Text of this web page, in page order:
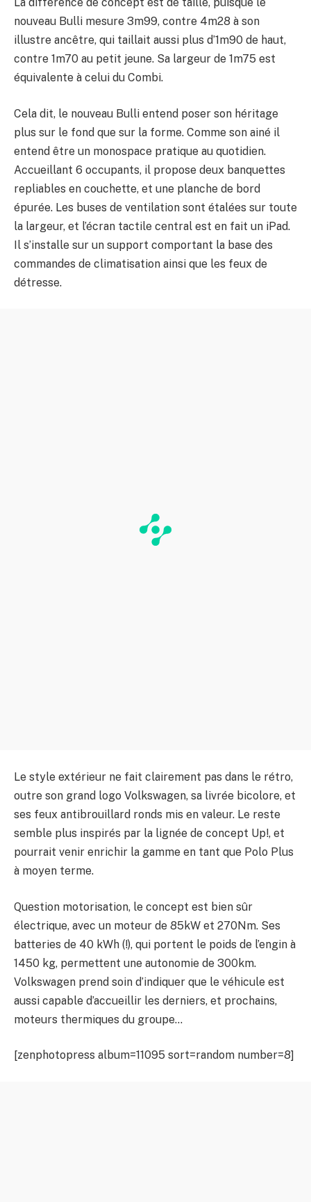
La différence de concept est de taille, puisque le
nouveau Bulli mesure 3m99, contre 4m28 à son
illustre ancêtre, qui taillait aussi plus d’1m90 de haut,
contre 1m70 au petit jeune. Sa largeur de 1m75 est
équivalente à celui du Combi.
Cela dit, le nouveau Bulli entend poser son héritage
plus sur le fond que sur la forme. Comme son ainé il
entend être un monospace pratique au quotidien.
Accueillant 6 occupants, il propose deux banquettes
repliables en couchette, et une planche de bord
épurée. Les buses de ventilation sont étalées sur toute
la largeur, et l’écran tactile central est en fait un iPad.
Il s’installe sur un support comportant la base des
commandes de climatisation ainsi que les feux de
détresse.
Le style extérieur ne fait clairement pas dans le rétro,
outre son grand logo Volkswagen, sa livrée bicolore, et
ses feux antibrouillard ronds mis en valeur. Le reste
semble plus inspirés par la lignée de concept Up!, et
pourrait venir enrichir la gamme en tant que Polo Plus
à moyen terme.
Question motorisation, le concept est bien sûr
électrique, avec un moteur de 85kW et 270Nm. Ses
batteries de 40 kWh (!), qui portent le poids de l’engin à
1450 kg, permettent une autonomie de 300km.
Volkswagen prend soin d’indiquer que le véhicule est
aussi capable d’accueillir les derniers, et prochains,
moteurs thermiques du groupe…
[zenphotopress album=11095 sort=random number=8]